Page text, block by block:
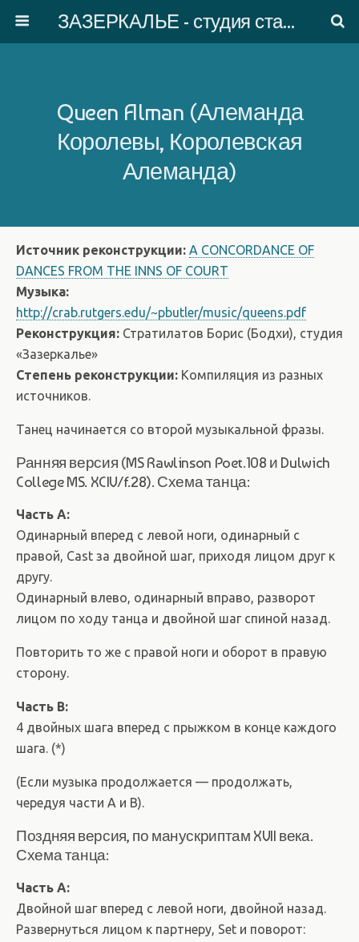
ЗАЗЕРКАЛЬЕ - студия старинного танца
Queen Alman (Алеманда
Королевы, Королевская
Алеманда)
Источник реконструкции: A CONCORDANCE OF
DANCES FROM THE INNS OF COURT
Музыка:
http://crab.rutgers.edu/~pbutler/music/queens.pdf
Реконструкция: Стратилатов Борис (Бодхи), студия
«Зазеркалье»
Степень реконструкции: Компиляция из разных
источников.
Танец начинается со второй музыкальной фразы.
Ранняя версия (MS Rawlinson Poet.108 и Dulwich
College MS. XCIV/f.28). Схема танца:
Часть А:
Одинарный вперед с левой ноги, одинарный с
правой, Cast за двойной шаг, приходя лицом друг к
другу.
Одинарный влево, одинарный вправо, разворот
лицом по ходу танца и двойной шаг спиной назад.
Повторить то же с правой ноги и оборот в правую
сторону.
Часть B:
4 двойных шага вперед с прыжком в конце каждого
шага. (*)
(Если музыка продолжается — продолжать,
чередуя части A и B).
Поздняя версия, по манускриптам XVII века.
Схема танца:
Часть А:
Двойной шаг вперед с левой ноги, двойной назад.
Развернуться лицом к партнеру, Set и поворот: